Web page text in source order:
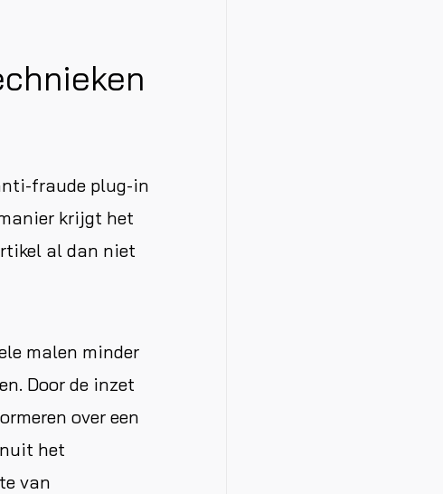
fraude plug-in
krijgt het
al dan niet
malen minder
Door de inzet
over een
het
van